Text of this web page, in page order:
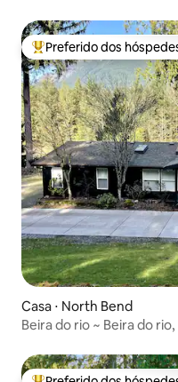
Entre os melhores
Preferido dos
Casa ⋅ North Bend
Beira do rio ~ Beira do